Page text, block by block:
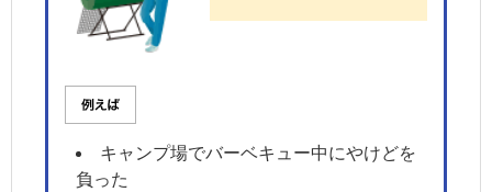
キャンプ場でバーベキュー中にやけどを
負った